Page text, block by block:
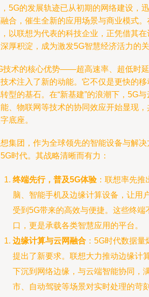
5G的发展轨迹已从初期的网络建设，
合，催生全新的应用场景与商业模式
以联想为代表的科技企业，正凭借其
厚积淀，成为激发5G智慧经济活力的关
技术的核心优势——超高速率、超低时
术注入了新的动能。它不仅是更快的
型的基石。在“新基建”的浪潮下，5G
、物联网等技术的协同效应开始显现
底座。
集团，作为全球领先的智能设备与解
时代。其战略清晰而有力：
终端先行，普及5G体验：联想率先推
脑、智能手机及边缘计算设备，让用
受到5G带来的高效与便捷。这些终端
口，更是承载各类智慧应用的平台。
边缘计算与云网融合 ：5G时代数据
提出了新要求。联想大力推动边缘计
下沉到网络边缘，与云端智能协同，
市、自动驾驶等场景对实时处理的苛